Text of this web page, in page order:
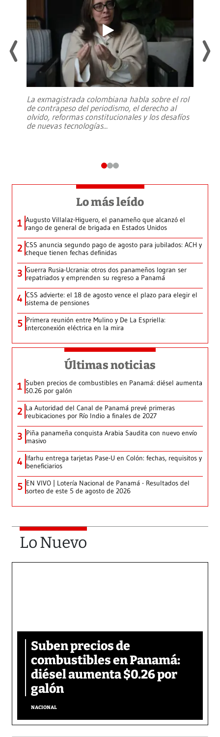
La exmagistrada colombiana habla sobre el rol
de contrapeso del periodismo, el derecho al
olvido, reformas constitucionales y los desafíos
de nuevas tecnologías...
Lo más leído
1 Augusto Villalaz-Higuero, el panameño que alcanzó el
rango de general de brigada en Estados Unidos
2 CSS anuncia segundo pago de agosto para jubilados: ACH y
cheque tienen fechas definidas
3 Guerra Rusia-Ucrania: otros dos panameños logran ser
repatriados y emprenden su regreso a Panamá
4 CSS advierte: el 18 de agosto vence el plazo para elegir el
sistema de pensiones
5 Primera reunión entre Mulino y De La Espriella:
interconexión eléctrica en la mira
Últimas noticias
1 Suben precios de combustibles en Panamá: diésel aumenta
$0.26 por galón
2 La Autoridad del Canal de Panamá prevé primeras
reubicaciones por Río Indio a finales de 2027
3 Piña panameña conquista Arabia Saudita con nuevo envío
masivo
4 Ifarhu entrega tarjetas Pase-U en Colón: fechas, requisitos y
beneficiarios
5 EN VIVO | Lotería Nacional de Panamá - Resultados del
sorteo de este 5 de agosto de 2026
Lo Nuevo
Suben precios de
combustibles en Panamá:
diésel aumenta $0.26 por
galón
NACIONAL